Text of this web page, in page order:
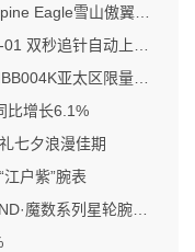
雪山傲翼系列时计臻选
针自动上链计时码表
亚太区限量版腕表
比增长6.1%
七夕浪漫佳期
户紫”腕表
星轮腕表焕新双面登场